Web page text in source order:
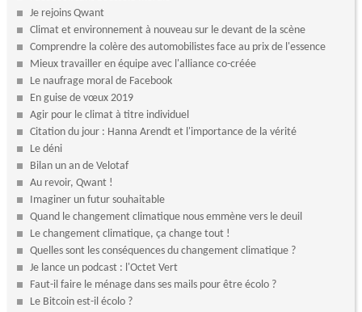
Je rejoins Qwant
Climat et environnement à nouveau sur le devant de la scène
Comprendre la colère des automobilistes face au prix de l'essence
Mieux travailler en équipe avec l'alliance co-créée
Le naufrage moral de Facebook
En guise de vœux 2019
Agir pour le climat à titre individuel
Citation du jour : Hanna Arendt et l'importance de la vérité
Le déni
Bilan un an de Velotaf
Au revoir, Qwant !
Imaginer un futur souhaitable
Quand le changement climatique nous emmène vers le deuil
Le changement climatique, ça change tout !
Quelles sont les conséquences du changement climatique ?
Je lance un podcast : l'Octet Vert
Faut-il faire le ménage dans ses mails pour être écolo ?
Le Bitcoin est-il écolo ?